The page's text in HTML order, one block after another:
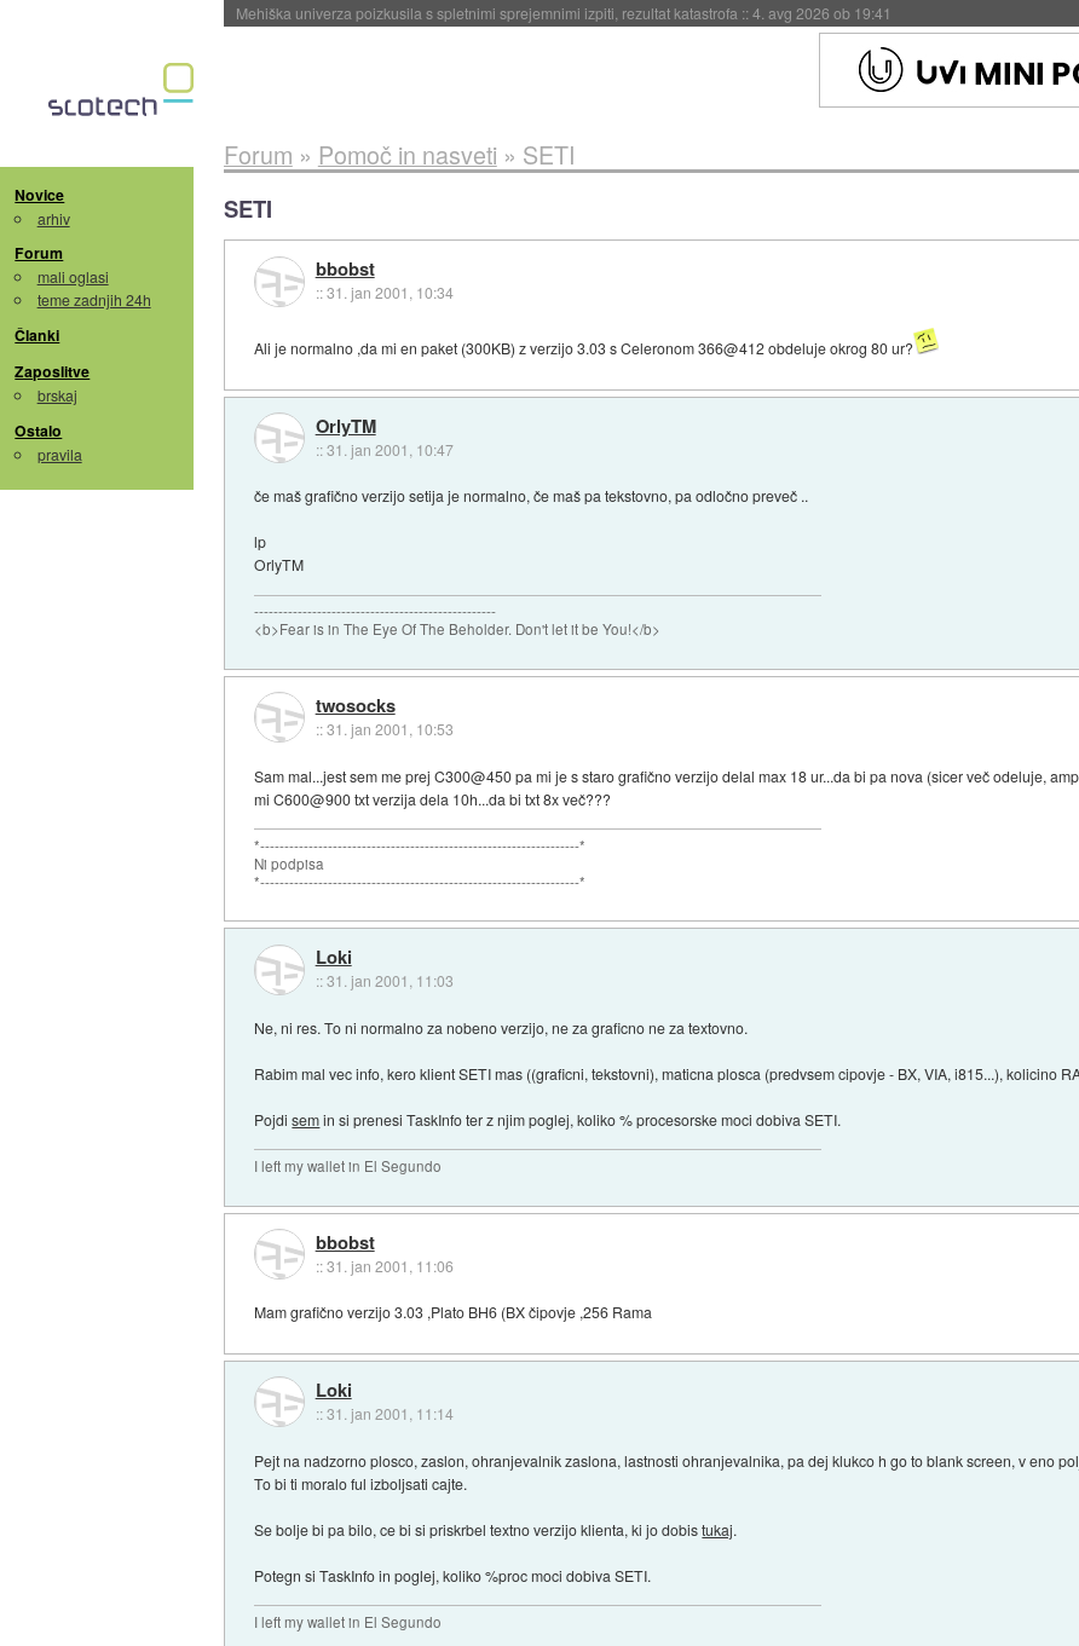
Evropska vesoljska agencija razvija svojo raketo za večkratno uporabo::4. avg 2026 ob 19:41
Novice
arhiv
Forum
mali oglasi
teme zadnjih 24h
Članki
Zaposlitve
brskaj
Ostalo
pravila
Forum » Pomoč in nasveti » SETI
SETI
bbobst
::31. jan 2001, 10:34
Ali je normalno ,da mi en paket (300KB) z verzijo 3.03 s Celeronom 366@412 obdeluje okrog 80 ur?
OrlyTM
::31. jan 2001, 10:47
če maš grafično verzijo setija je normalno, če maš pa tekstovno, pa odločno preveč ..
lp
OrlyTM
--------------------------------------------------
<b>Fear is in The Eye Of The Beholder. Don't let it be You!</b>
twosocks
::31. jan 2001, 10:53
Sam mal...jest sem me prej C300@450 pa mi je s staro grafično verzijo delal max 18 ur...da bi pa nova (sicer več odeluje,
mi C600@900 txt verzija dela 10h...da bi txt 8x več???
*------------------------------------------------------------------*
Ni podpisa
*------------------------------------------------------------------*
Loki
::31. jan 2001, 11:03
Ne, ni res. To ni normalno za nobeno verzijo, ne za graficno ne za textovno.
Rabim mal vec info, kero klient SETI mas ((graficni, tekstovni), maticna plosca (predvsem cipovje - BX, VIA, i815...), kolicino
Pojdisemin si prenesi TaskInfo ter z njim poglej, koliko % procesorske moci dobiva SETI.
I left my wallet in El Segundo
bbobst
::31. jan 2001, 11:06
Mam grafično verzijo 3.03 ,Plato BH6 (BX čipovje ,256 Rama
Loki
::31. jan 2001, 11:14
Pejt na nadzorno plosco, zaslon, ohranjevalnik zaslona, lastnosti ohranjevalnika, pa dej klukco h go to blank screen, v eno
To bi ti moralo ful izboljsati cajte.
Se bolje bi pa bilo, ce bi si priskrbel textno verzijo klienta, ki jo dobistukaj.
Potegn si TaskInfo in poglej, koliko %proc moci dobiva SETI.
I left my wallet in El Segundo